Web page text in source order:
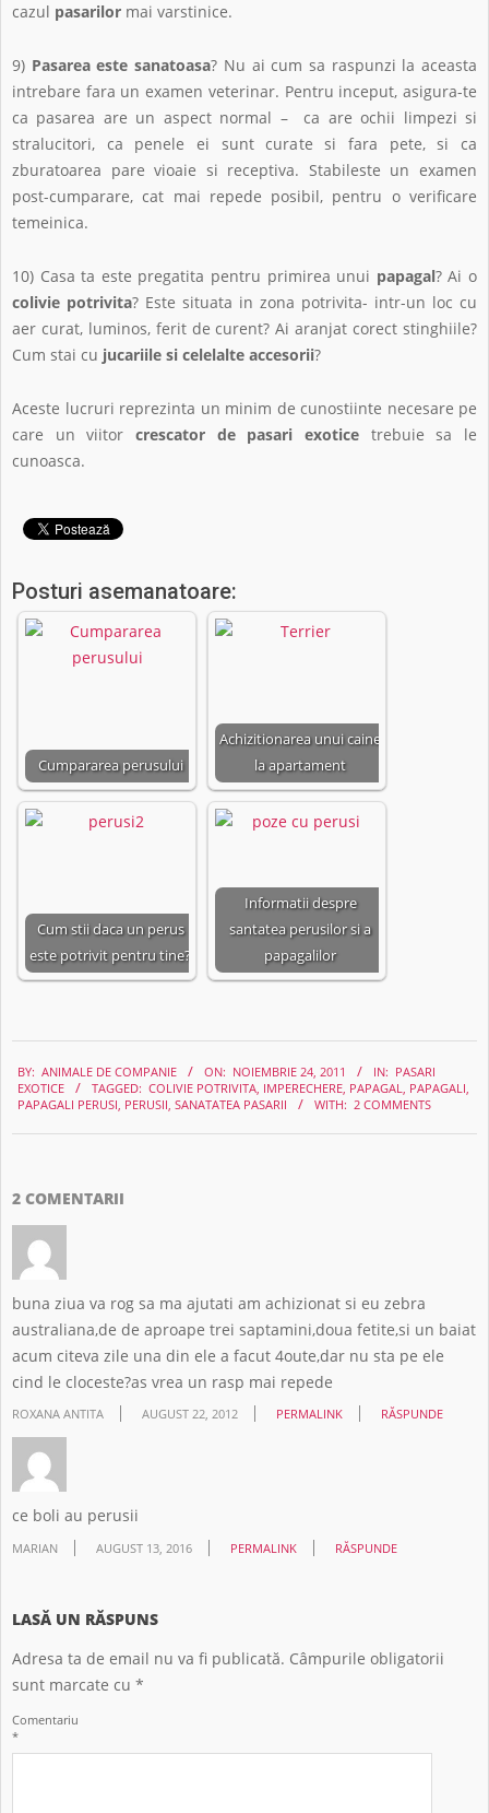
cazul pasarilor mai varstinice.
9) Pasarea este sanatoasa? Nu ai cum sa raspunzi la aceasta
intrebare fara un examen veterinar. Pentru inceput, asigura-te
ca pasarea are un aspect normal – ca are ochii limpezi si
stralucitori, ca penele ei sunt curate si fara pete, si ca
zburatoarea pare vioaie si receptiva. Stabileste un examen
post-cumparare, cat mai repede posibil, pentru o verificare
temeinica.
10) Casa ta este pregatita pentru primirea unui papagal? Ai o
colivie potrivita? Este situata in zona potrivita- intr-un loc cu
aer curat, luminos, ferit de curent? Ai aranjat corect stinghiile?
Cum stai cu jucariile si celelalte accesorii?
Aceste lucruri reprezinta un minim de cunostiinte necesare pe
care un viitor crescator de pasari exotice trebuie sa le
cunoasca.
Posturi asemanatoare:
Cumpararea perusului
Achizitionarea unui caine
la apartament
Cum stii daca un perus
este potrivit pentru tine?
Informatii despre
santatea perusilor si a
papagalilor
11-
24
BY: ANIMALE DE COMPANIE ON: NOIEMBRIE 24, 2011 IN: PASARI
EXOTICE
TAGGED: COLIVIE POTRIVITA IMPERECHERE PAPAGAL PAPAGALI
PAPAGALI PERUSI PERUSII SANATATEA PASARII WITH: 2 COMMENTS
2 COMENTARII
buna ziua va rog sa ma ajutati am achizionat si eu zebra
australiana,de de aproape trei saptamini,doua fetite,si un baiat
acum citeva zile una din ele a facut 4oute,dar nu sta pe ele
cind le cloceste?as vrea un rasp mai repede
ROXANA ANTITA AUGUST 22, 2012 PERMALINK RĂSPUNDE
ce boli au perusii
MARIAN AUGUST 13, 2016 PERMALINK RĂSPUNDE
LASĂ UN RĂSPUNS
Adresa ta de email nu va fi publicată. Câmpurile obligatorii
sunt marcate cu *
Comentariu
*